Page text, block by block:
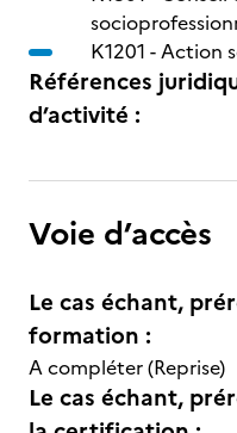
K1201 -Action
Références
d’activité :
Voie d’accès
Le cas échant,
formation :
A compléter (Reprise)
Le cas échant,